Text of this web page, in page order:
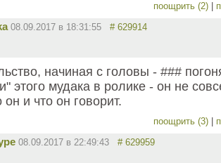
поощрить (2)
08.09.2017 в 18:31:55 # 629914
начиная с головы - ###
этого мудака в ролике - он не
он и что он говорит.
поощрить (3)
08.09.2017 в 22:49:43 # 629959